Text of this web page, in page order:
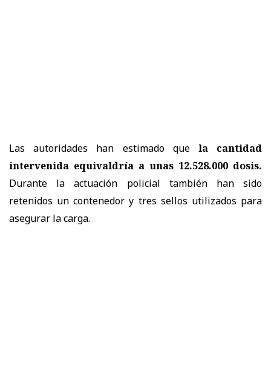
Las autoridades han estimado quela cantidad
intervenida equivaldría a unas 12.528.000 dosis.
Durante la actuación policial también han sido
retenidos un contenedor y tres sellos utilizados para
asegurar la carga.